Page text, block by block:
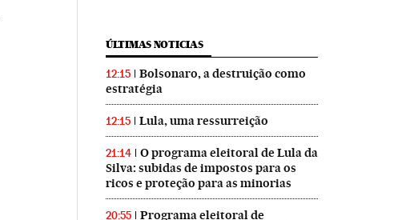
ÚLTIMAS NOTICIAS
12:15
Bolsonaro, a destruição como
estratégia
12:15 Lula, uma ressurreição
21:14
O programa eleitoral de Lula da
Silva: subidas de impostos para os
ricos e proteção para as minorias
20:55
Programa eleitoral de